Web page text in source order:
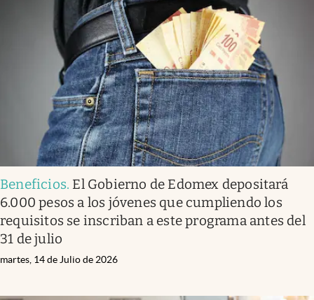
Beneficios. El Gobierno de Edomex depositará
6.000 pesos a los jóvenes que cumpliendo los
requisitos se inscriban a este programa antes del
31 de julio
martes, 14 de Julio de 2026